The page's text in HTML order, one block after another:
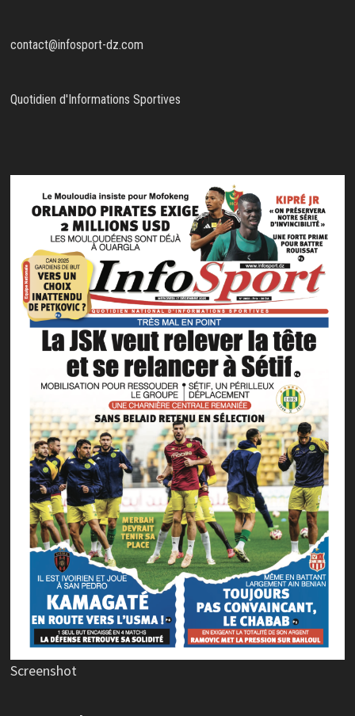
contact@infosport-dz.com
Quotidien d'Informations Sportives
Screenshot